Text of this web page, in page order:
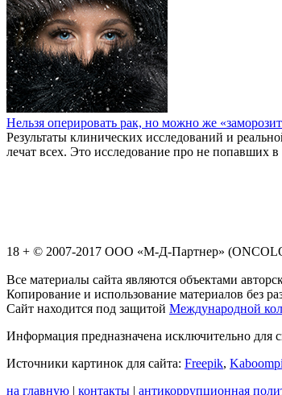
Нельзя оперировать рак, но можно же
Результаты клинических исследований и
лечат всех. Это исследование про не
18 + © 2007-2017 ООО «М-Д-Партнер»
Все материалы сайта являются объектами
Копирование и использование материалов без
Сайт находится под защитой Международной
Информация предназначена исключительно для
Источники картинок для сайта: Freepik,
на главную | контакты | антикоррупционная